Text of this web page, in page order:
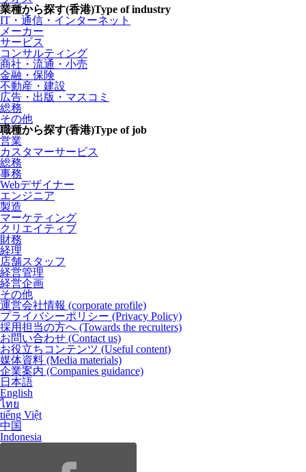
業種から探す(香港)Type of industry
IT・通信・インターネット
メーカー
サービス
コンサルティング
商社・流通・小売
金融・保険
不動産・建設
広告・出版・マスコミ
総務
その他
職種から探す(香港)Type of job
営業
カスタマーサービス
総務
事務
Webデザイナー
エンジニア
製造
マーケティング
クリエイティブ
財務
経理
店舗スタッフ
経営管理
経営企画
その他
運営会社情報 (corporate profile)
プライバシーポリシー (Privacy Policy)
採用担当の方へ (Towards the recruiters)
お問い合わせ (Contact us)
お役立ちコンテンツ (Useful content)
媒体資料 (Media materials)
企業案内 (Companies guidance)
日本語
English
ไทย
tiếng Việt
中国
Indonesia